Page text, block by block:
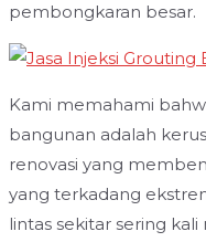
pembongkaran besar.
Kami memahami
bangunan adalah
renovasi yang
yang terkadang
lintas sekitar sering